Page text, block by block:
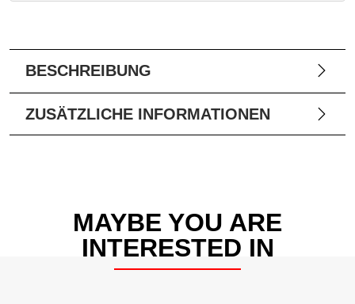
BESCHREIBUNG
ZUSÄTZLICHE INFORMATIONEN
MAYBE YOU ARE
INTERESTED IN